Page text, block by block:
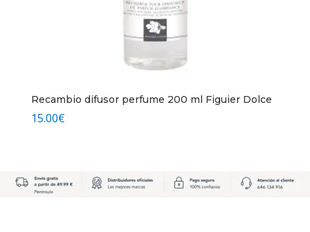
Recambio difusor perfume 200 ml Figuier Dolce
15.00€